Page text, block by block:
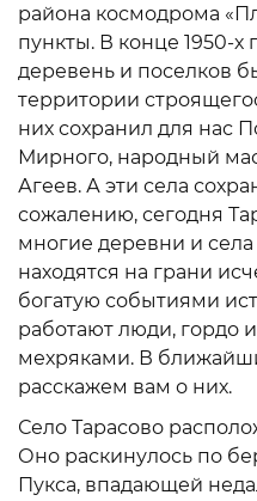
района космодрома
пункты. В конце 1950-х
деревень и поселков
территории
них сохранил для нас
Мирного, народный
Агеев. А эти села
сожалению, сегодня
многие деревни и села
находятся на грани
богатую событиями
работают люди, гордо
мехряками. В
расскажем вам о них.
Село Тарасово
Оно раскинулось по
Пукса, впадающей